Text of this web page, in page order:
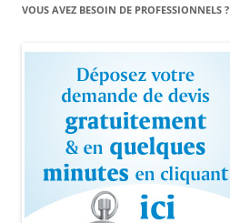
VOUS AVEZ BESOIN DE PROFESSIONNELS ?